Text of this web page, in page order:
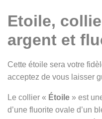
Etoile,
argent et
Cette étoile sera votre
acceptez de vous laisser
Le collier « Étoile » est
d’une fluorite ovale d’un